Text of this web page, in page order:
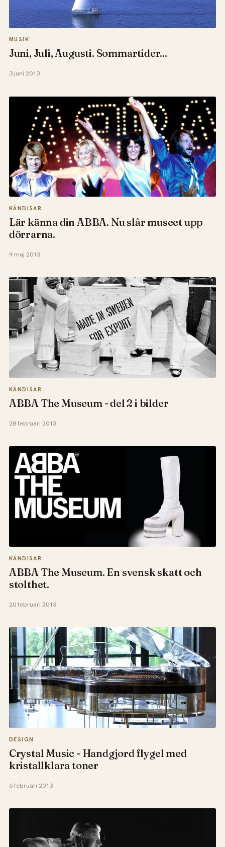
MUSIK
Juni, Juli, Augusti. Sommartider...
3 juni 2013
KÄNDISAR
Lär känna din ABBA. Nu slår museet upp
dörrarna.
9 maj 2013
KÄNDISAR
ABBA The Museum - del 2 i bilder
28 februari 2013
KÄNDISAR
ABBA The Museum. En svensk skatt och
stolthet.
20 februari 2013
DESIGN
Crystal Music - Handgjord flygel med
kristallklara toner
6 februari 2013